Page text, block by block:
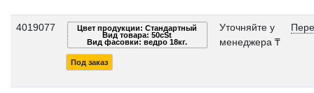
4019077
Цвет продукции: Стандартный
Вид товара: 50cSt
Вид фасовки: ведро 18кг.
Под заказ
Уточняйте у
менеджера ₸